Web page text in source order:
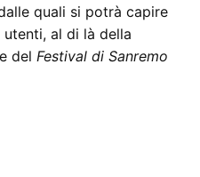
quali si potrà capire
al di là della
delFestival di Sanremo